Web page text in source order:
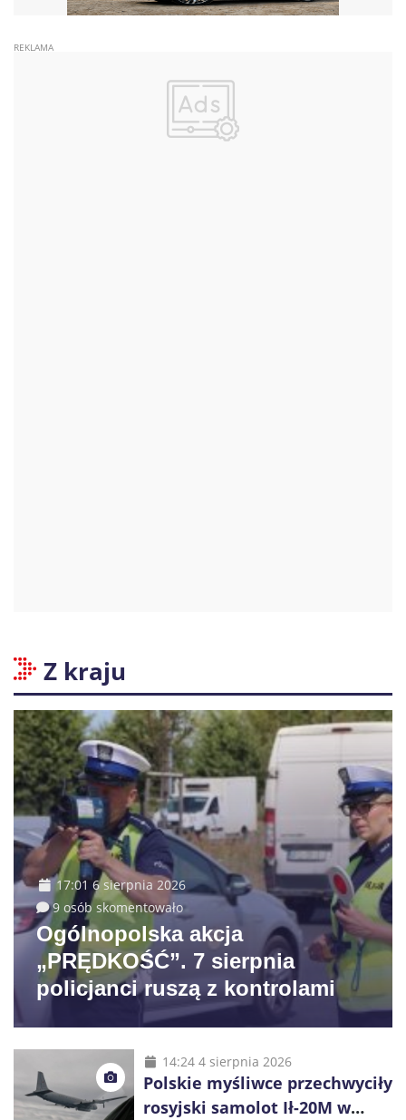
Z kraju
17:01 6 sierpnia 2026
9 osób skomentowało
Ogólnopolska akcja
„PRĘDKOŚĆ”. 7 sierpnia
policjanci ruszą z kontrolami
14:24 4 sierpnia 2026
Polskie myśliwce przechwyciły
rosyjski samolot Ił-20M w